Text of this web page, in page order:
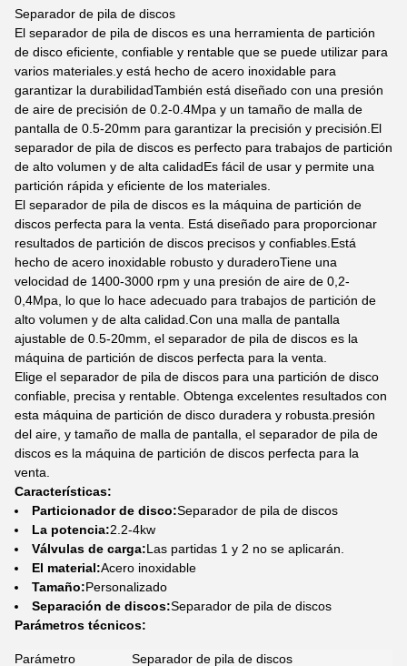
Separador de pila de discos
El separador de pila de discos es una herramienta de partición
de disco eficiente, confiable y rentable que se puede utilizar para
varios materiales.y está hecho de acero inoxidable para
garantizar la durabilidadTambién está diseñado con una presión
de aire de precisión de 0.2-0.4Mpa y un tamaño de malla de
pantalla de 0.5-20mm para garantizar la precisión y precisión.El
separador de pila de discos es perfecto para trabajos de partición
de alto volumen y de alta calidadEs fácil de usar y permite una
partición rápida y eficiente de los materiales.
El separador de pila de discos es la máquina de partición de
discos perfecta para la venta. Está diseñado para proporcionar
resultados de partición de discos precisos y confiables.Está
hecho de acero inoxidable robusto y duraderoTiene una
velocidad de 1400-3000 rpm y una presión de aire de 0,2-
0,4Mpa, lo que lo hace adecuado para trabajos de partición de
alto volumen y de alta calidad.Con una malla de pantalla
ajustable de 0.5-20mm, el separador de pila de discos es la
máquina de partición de discos perfecta para la venta.
Elige el separador de pila de discos para una partición de disco
confiable, precisa y rentable. Obtenga excelentes resultados con
esta máquina de partición de disco duradera y robusta.presión
del aire, y tamaño de malla de pantalla, el separador de pila de
discos es la máquina de partición de discos perfecta para la
venta.
Características:
Particionador de disco:Separador de pila de discos
La potencia:2.2-4kw
Válvulas de carga:Las partidas 1 y 2 no se aplicarán.
El material:Acero inoxidable
Tamaño:Personalizado
Separación de discos:Separador de pila de discos
Parámetros técnicos:
Parámetro Separador de pila de discos